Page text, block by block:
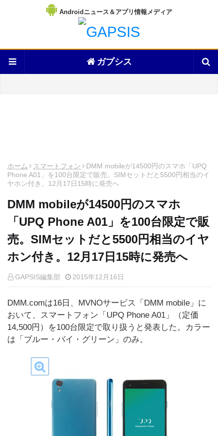
Androidニュース＆アプリ情報メディア
ガプシス
ホーム スマートフォン
DMM mobileが14500円のスマホ「UPQ
Phone A01」を100台限定で販売。SIMセットだと5500円相当のイ
ヤホン付き。12月17日15時に発売へ
DMM mobileが14500円のスマホ
「UPQ Phone A01」を100台限定で販
売。SIMセットだと5500円相当のイヤ
ホン付き。12月17日15時に発売へ
GAPSIS編集部 2015年12月16日
DMM.comは16日、MVNOサービス「DMM mobile」に
おいて、スマートフォン「UPQ Phone A01」（定価
14,500円）を100台限定で取り扱うと発表した。カラー
は「ブルー・バイ・グリーン」のみ。